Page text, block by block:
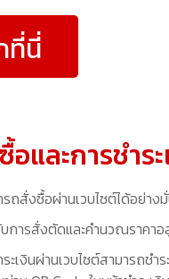
ที่นี่
และการชำร
ถสั่งซื้อผ่านเวบไซต์ได้อย่าง
การสั่งตัดและคำนวณราคา
ะเงินผ่านเวบไซต์สามารถชำ